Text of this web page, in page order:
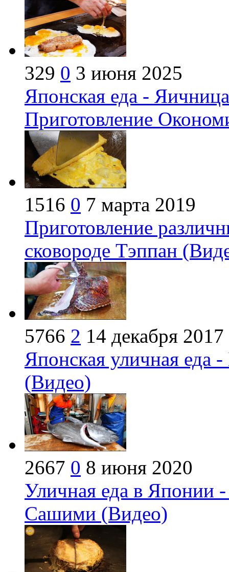
329 0 3 июня 2025
Японская еда -
Приготовление
1516 0 7 марта 2019
Приготовление
сковороде Тэппан
5766 2 14 декабря 2017
Японская уличная еда
(Видео)
2667 0 8 июня 2020
Уличная еда в Японии -
Сашими (Видео)